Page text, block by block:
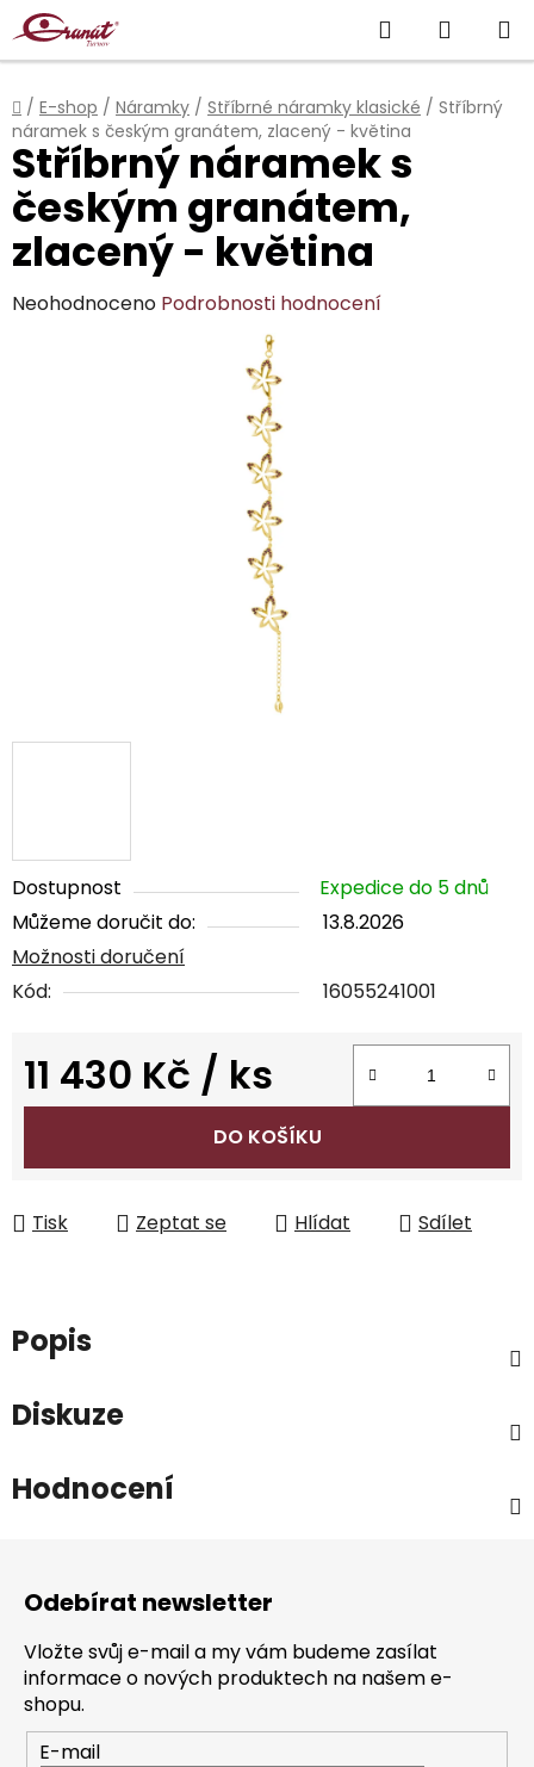
Přejít
na
obsah
Hledat
KOŠÍK
Domů
/ E-shop / Náramky / Stříbrné náramky klasické / Stříbrný
náramek s českým granátem, zlacený - květina
Dostupnost
Expedice do 5 dnů
Můžeme doručit do:
13.8.2026
Možnosti doručení
Kód:
16055241001
11 430 Kč / ks
Měrná cena:
DO KOŠÍKU
Tisk Zeptat se Hlídat Sdílet
Stříbrný náramek s
českým granátem,
zlacený - květina
Průměrné
Neohodnoceno Podrobnosti hodnocení
Popis
Diskuze
Hodnocení
Odebírat newsletter
Vložte svůj e-mail a my vám budeme zasílat
informace o nových produktech na našem e-
shopu.
E-mail